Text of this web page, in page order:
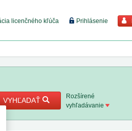
licenčného kľúča Prihlásenie
viac
8. 2026
VYHĽADAŤ
Rozšírené
vyhľadávanie